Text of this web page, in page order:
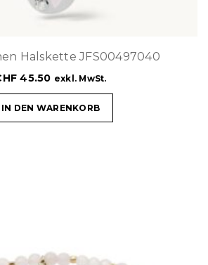
Halskette JFS00497040
45.50 exkl. MwSt.
IN DEN WARENKORB